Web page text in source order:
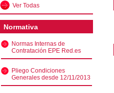
Ver Todas
Normativa
Normas Internas de
Contratación EPE Red.es
Pliego Condiciones
Generales desde 12/11/2013